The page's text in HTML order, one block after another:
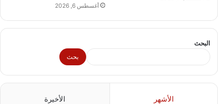
أغسطس 6, 2026
البحث
بحث
الأشهر الأخيرة